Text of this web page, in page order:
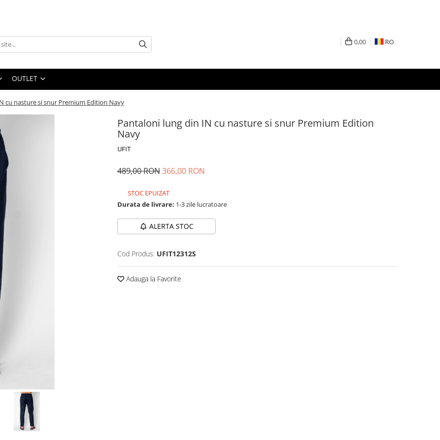
0,00 RO
OUTLET
cu nasture si snur Premium Edition Navy
Pantaloni lung din IN cu nasture si snur Premium Edition
Navy
UFIT
489,00 RON366,00 RON
STOC EPUIZAT
Durata de livrare: 1-3 zile lucratoare
ALERTA STOC
Cod Produs: UFIT12312S
Adauga la Favorite